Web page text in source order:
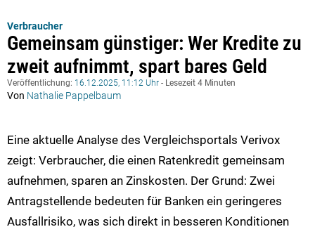
Verbraucher
Gemeinsam günstiger: Wer Kredite zu
zweit aufnimmt, spart bares Geld
Veröffentlichung: 16.12.2025, 11:12 Uhr - Lesezeit 4 Minuten
Von Nathalie Pappelbaum
Eine aktuelle Analyse des Vergleichsportals Verivox
zeigt: Verbraucher, die einen Ratenkredit gemeinsam
aufnehmen, sparen an Zinskosten. Der Grund: Zwei
Antragstellende bedeuten für Banken ein geringeres
Ausfallrisiko, was sich direkt in besseren Konditionen